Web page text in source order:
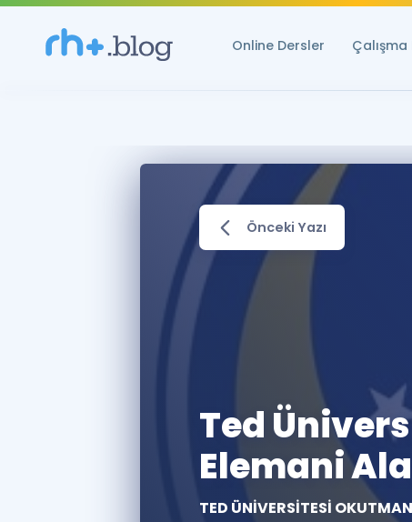
Online Dersler
Önceki Yazı
Ted
Elemani
TED ÜNİVERSİTESİ